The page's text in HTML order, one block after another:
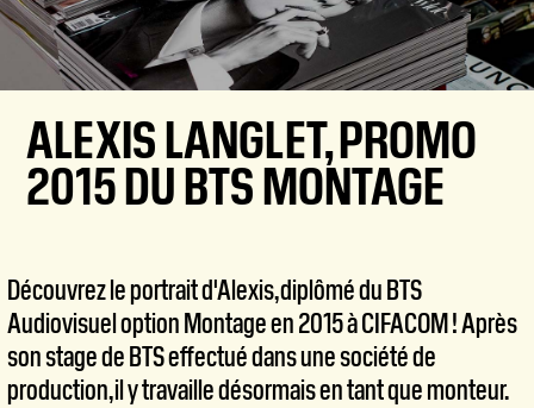
ALEXIS LANGLET, PROMO
2015 DU BTS MONTAGE
Découvrez le portrait d'Alexis, diplômé du BTS
Audiovisuel option Montage en 2015 à CIFACOM ! Après
son stage de BTS effectué dans une société de
production, il y travaille désormais en tant que monteur.